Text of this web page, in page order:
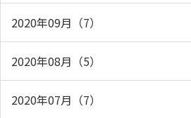
2020年09月（7）
2020年08月（5）
2020年07月（7）